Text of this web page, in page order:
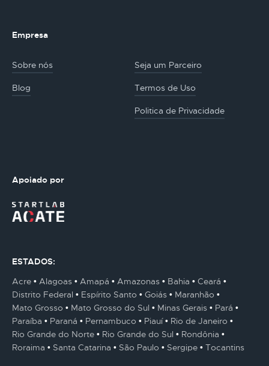
Empresa
Sobre nós Seja um Parceiro
Blog Termos de Uso
Politica de Privacidade
Apoiado por
ESTADOS:
Acre
Alagoas Amapá Amazonas Bahia
Ceará
Distrito Federal
Espírito Santo Goiás
Maranhão
Mato Grosso
Mato Grosso do Sul Minas Gerais
Pará
Paraíba
Paraná Pernambuco Piauí
Rio de Janeiro
Rio Grande do Norte
Rio Grande do Sul
Rondônia
Roraima
Santa Catarina São Paulo Sergipe Tocantins